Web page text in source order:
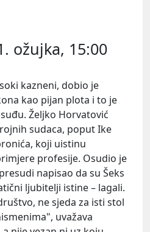
ožujka, 15:00
kazneni, dobio je
kao pijan plota i to je
Željko Horvatović
sudaca, poputIke
, koji uistinu
profesije. Osudio je
napisao da su Šeks
ljubitelji istine – lagali.
ne sjeda za isti stol
uvažava